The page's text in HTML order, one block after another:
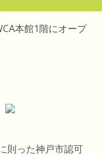
本館1階にオープ
則った神戸市認可